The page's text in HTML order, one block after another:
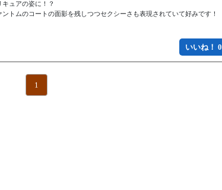
ュアの姿に！？
トムのコートの面影を残しつつセクシーさも表現されていて好みです！
いいね！ 0
1